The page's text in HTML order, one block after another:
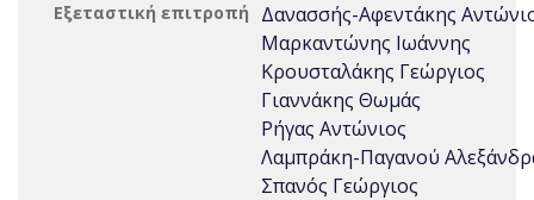
Εξεταστική επιτροπή
Δανασσής-Αφεντάκης
Μαρκαντώνης Ιωάννης
Κρουσταλάκης Γεώργιος
Γιαννάκης Θωμάς
Ρήγας Αντώνιος
Λαμπράκη-Παγανού
Σπανός Γεώργιος